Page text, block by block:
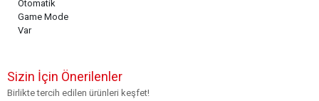
Otomatik
Game Mode
Var
Sizin İçin Önerilenler
Birlikte tercih edilen ürünleri keşfet!